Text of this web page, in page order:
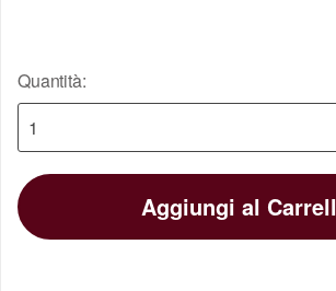
Quantità:
Aggiungi al